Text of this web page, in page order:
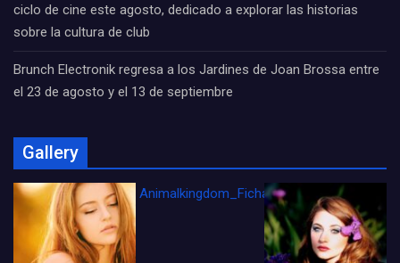
ciclo de cine este agosto, dedicado a explorar las historias
sobre la cultura de club
Brunch Electronik regresa a los Jardines de Joan Brossa entre
el 23 de agosto y el 13 de septiembre
Gallery
Animalkingdom_FichaCine